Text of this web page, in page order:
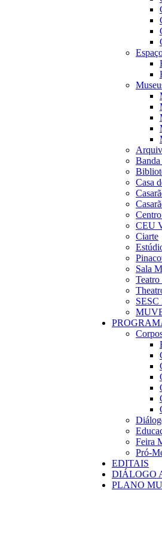
Banda
Casa
CEU
Ciarte
Sala
Teatro
SESC
Feira
Pró-
EDITAIS
DIÁLOGO
PLANO